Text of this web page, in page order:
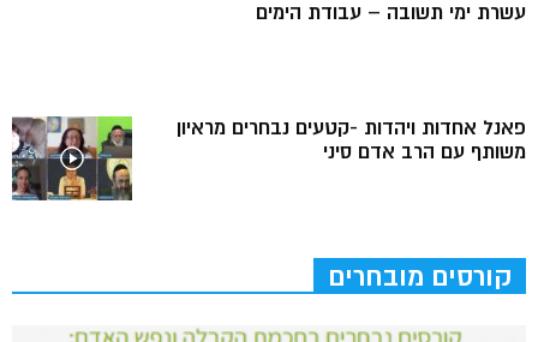
עשרת ימי תשובה – עבודת הימים
פאנל אחדות ויהדות -קטעים נבחרים מראיון
משותף עם הרב אדם סיני
קורסים מובחרים